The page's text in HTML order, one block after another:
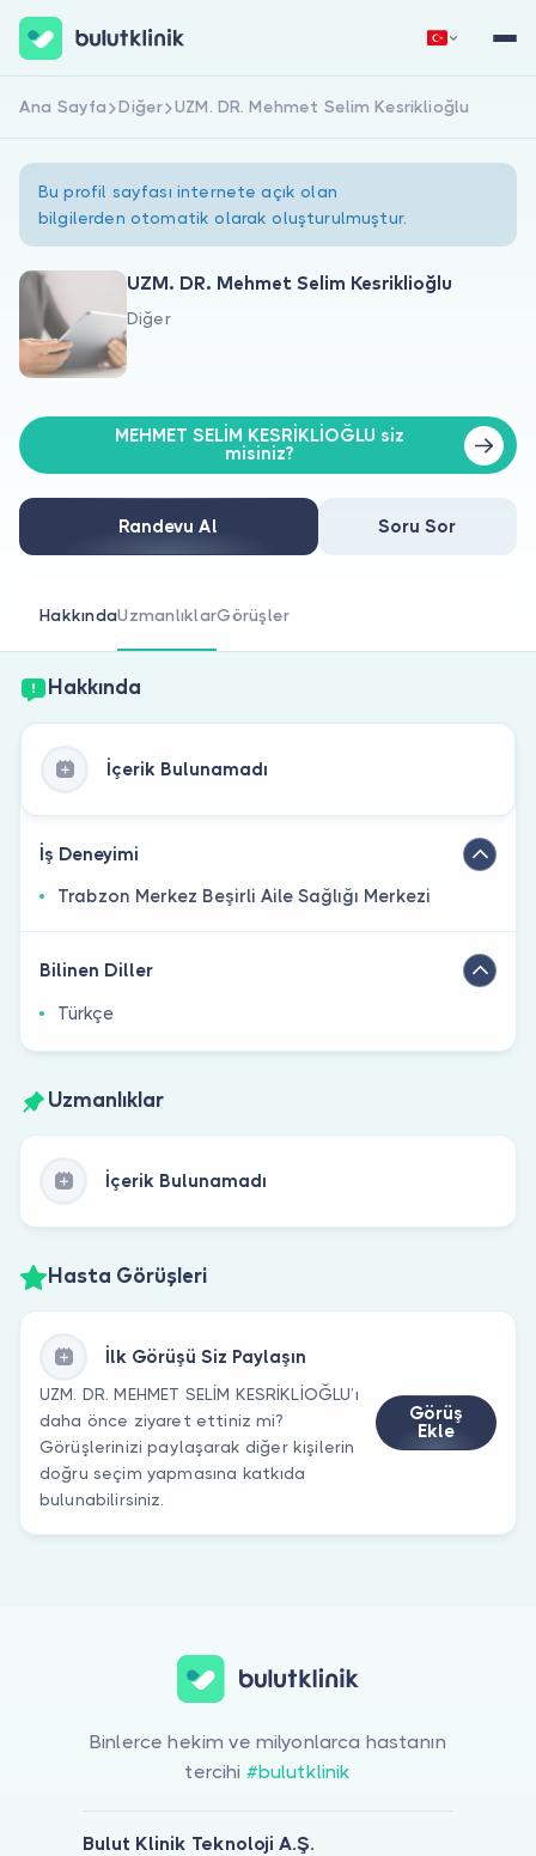
Hakkımızda
Doktorlar için
Doktor musunuz?
Hemen Kaydol Giriş Yap
Ana Sayfa Diğer UZM. DR. Mehmet Selim Kesriklioğlu
Bu profil sayfası internete açık olan
bilgilerden otomatik olarak oluşturulmuştur.
UZM. DR. Mehmet Selim Kesriklioğlu
Diğer
MEHMET SELİM KESRİKLİOĞLU siz
misiniz?
Randevu Al Soru Sor
HakkındaUzmanlıklarGörüşler
Hakkında
İçerik Bulunamadı
İş Deneyimi
Trabzon Merkez Beşirli Aile Sağlığı Merkezi
Bilinen Diller
Türkçe
Uzmanlıklar
İçerik Bulunamadı
Hasta Görüşleri
İlk Görüşü Siz Paylaşın
UZM. DR. MEHMET SELİM KESRİKLİOĞLU’ı
daha önce ziyaret ettiniz mi?
Görüşlerinizi paylaşarak diğer kişilerin
doğru seçim yapmasına katkıda
bulunabilirsiniz.
Görüş
Ekle
Binlerce hekim ve milyonlarca hastanın
tercihi #bulutklinik
Bulut Klinik Teknoloji A.Ş.